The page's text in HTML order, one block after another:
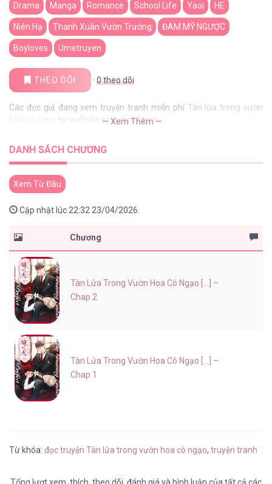
Drama Manga Romance School Life Yaoi HE
Niên Hạ Thanh Xuân Vườn Trường ĐAM MỸ NGƯỢC
Boyloves Umetruyen
THEO DÕI · 0theo dõi
Các đọc giả đang xem truyện tranh miễn phí Tàn lửa trong vườn
tại website tusachxinhxinh
— Xem Thêm —
DANH SÁCH CHƯƠNG
Xem Từ Đầu
Cập nhật lúc 22:32 23/04/2026.
Chương
Tàn Lửa Trong Vườn Hoa Cô Ngạo [...] –
Chap 2
Tàn Lửa Trong Vườn Hoa Cô Ngạo [...] –
Chap 1
Từ khóa: đọc truyện Tàn lửa trong vườn hoa cô ngạo, truyện tranh